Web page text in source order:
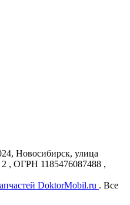
Новосибирск, улица
, ОГРН 1185476087488 ,
DoktorMobil.ru . Все